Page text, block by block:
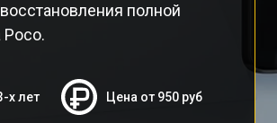
полной
Poco.
х лет Цена от 950 руб